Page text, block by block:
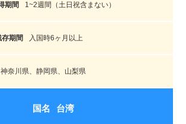
1~2週間（土日祝含まない）
入国時6ヶ月以上
神奈川県、静岡県、山梨県
台湾